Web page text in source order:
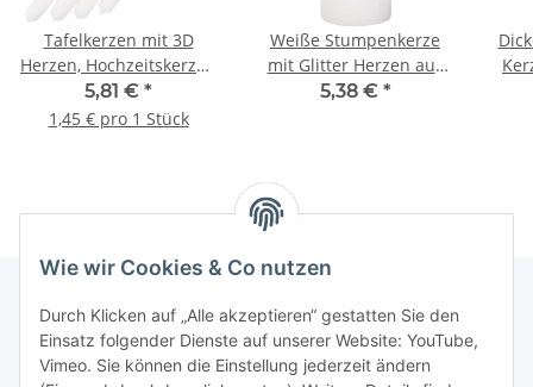
Wie wir Cookies & Co nutzen
Durch Klicken auf „Alle akzeptieren“ gestatten Sie den
Einsatz folgender Dienste auf unserer Website: YouTube,
Vimeo. Sie können die Einstellung jederzeit ändern
Tafelkerzen mit 3D
Herzen, Hochzeitskerzen
4er-Set Spitzkerzen
5,81 € *
1,45 € pro 1 Stück
Weiße Stumpenkerze
mit Glitter Herzen aus
Wachs, Hochzeitskerze
5,38 € *
Informationen